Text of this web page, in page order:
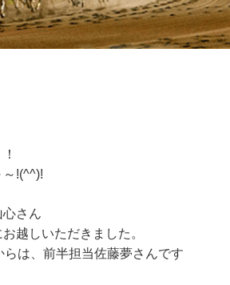
!(^^)!
さん
越しいただきました。
は、前半担当佐藤夢さんです